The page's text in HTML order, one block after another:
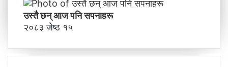
उस्तै छन् आज पनि सपनाहरू
२०८३ जेष्ठ १५